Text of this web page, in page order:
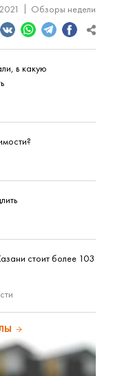
Обзоры недели
в какую
стоит более 103